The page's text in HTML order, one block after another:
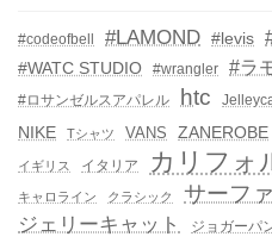
#codeofbell #LAMOND #levis
#WATC STUDIO #wrangler #ラ
#ロサンゼルスアパレル
htc
NIKE
Tシャツ VANS ZANEROBE
イギリス イタリア カリフォ
キャロライン クラシック サーフ
ジェリーキャット
ジョガーパ